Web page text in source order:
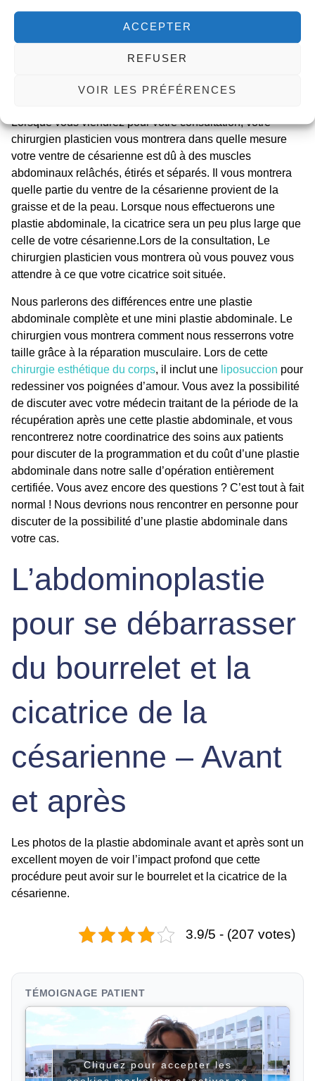
ACCEPTER
REFUSER
VOIR LES PRÉFÉRENCES
résiduel. Ce gonflement dû à la séparation des muscles
peut déplacer votre centre de gravité et provoquer des
douleurs dans le bas du dos ou une incontinence urinaire
Si l’une de ces situations vous décrit, cela vaut la peine
Lorsque vous viendrez pour votre consultation, votre
chirurgien plasticien vous montrera dans quelle mesure
votre ventre de césarienne est dû à des muscles
abdominaux relâchés, étirés et séparés. Il vous montrera
quelle partie du ventre de la césarienne provient de la
graisse et de la peau. Lorsque nous effectuerons une
plastie abdominale, la cicatrice sera un peu plus large que
celle de votre césarienne.Lors de la consultation, Le
chirurgien plasticien vous montrera où vous pouvez vous
attendre à ce que votre cicatrice soit située.
Nous parlerons des différences entre une plastie
abdominale complète et une mini plastie abdominale. Le
chirurgien vous montrera comment nous resserrons votre
taille grâce à la réparation musculaire. Lors de cette
chirurgie esthétique du corps, il inclut une liposuccion pour
redessiner vos poignées d’amour. Vous avez la possibilité
de discuter avec votre médecin traitant de la période de la
récupération après une cette plastie abdominale, et vous
rencontrerez notre coordinatrice des soins aux patients
pour discuter de la programmation et du coût d’une plastie
abdominale dans notre salle d’opération entièrement
certifiée. Vous avez encore des questions ? C’est tout à fait
normal ! Nous devrions nous rencontrer en personne pour
discuter de la possibilité d’une plastie abdominale dans
votre cas.
L’abdominoplastie
pour se débarrasser
du bourrelet et la
cicatrice de la
césarienne – Avant
et après
Les photos de la plastie abdominale avant et après sont un
excellent moyen de voir l’impact profond que cette
procédure peut avoir sur le bourrelet et la cicatrice de la
césarienne.
3.9/5 - (207 votes)
TÉMOIGNAGE PATIENT
Cliquez pour accepter les